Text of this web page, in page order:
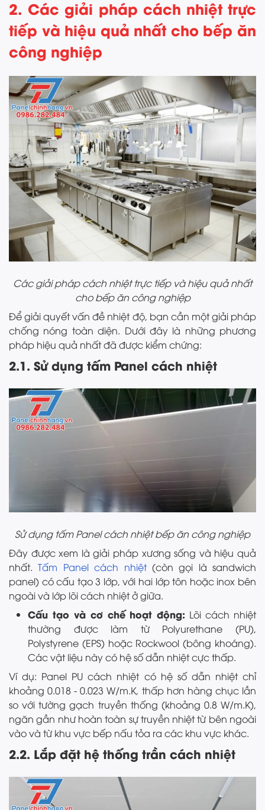
2. Các giải pháp cách nhiệt trực
tiếp và hiệu quả nhất cho bếp ăn
công nghiệp
Các giải pháp cách nhiệt trực tiếp và hiệu quả nhất
cho bếp ăn công nghiệp
Để giải quyết vấn đề nhiệt độ, bạn cần một giải pháp
chống nóng toàn diện. Dưới đây là những phương
pháp hiệu quả nhất đã được kiểm chứng:
2.1. Sử dụng tấm Panel cách nhiệt
Sử dụng tấm Panel cách nhiệt bếp ăn công nghiệp
Đây được xem là giải pháp xương sống và hiệu quả
nhất.Tấm Panel cách nhiệt(còn gọi là sandwich
panel) có cấu tạo 3 lớp, với hai lớp tôn hoặc inox bên
ngoài và lớp lõi cách nhiệt ở giữa.
Cấu tạo và cơ chế hoạt động: Lõi cách nhiệt
thường được làm từ Polyurethane (PU),
Polystyrene (EPS) hoặc Rockwool (bông khoáng).
Các vật liệu này có hệ số dẫn nhiệt cực thấp.
Ví dụ: Panel PU cách nhiệt có hệ số dẫn nhiệt chỉ
khoảng 0.018 - 0.023 W/m.K, thấp hơn hàng chục lần
so với tường gạch truyền thống (khoảng 0.8 W/m.K),
ngăn gần như hoàn toàn sự truyền nhiệt từ bên ngoài
vào và từ khu vực bếp nấu tỏa ra các khu vực khác.
2.2. Lắp đặt hệ thống trần cách nhiệt